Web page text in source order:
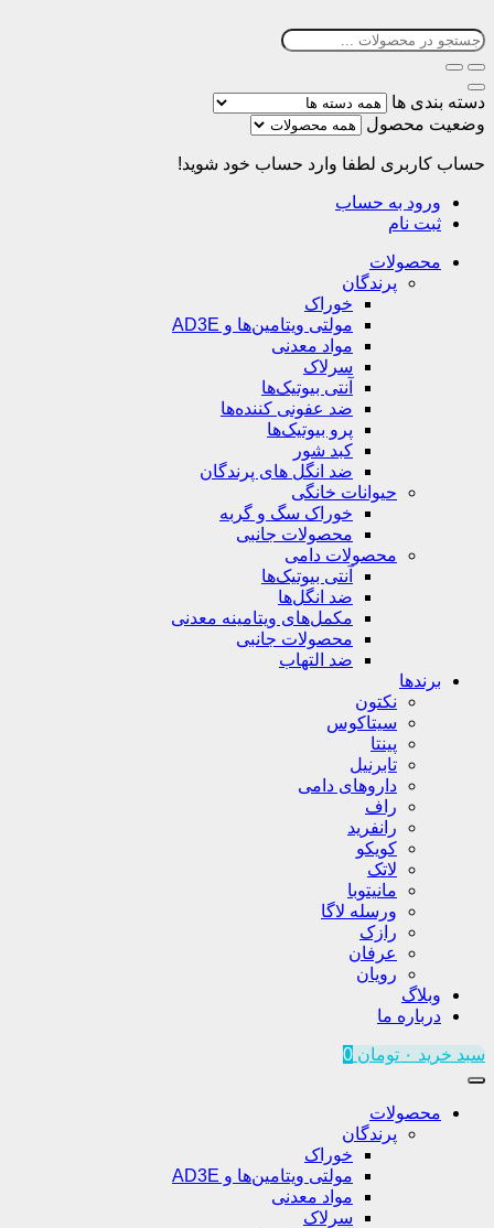
دسته بندی ها
وضعیت محصول
حساب کاربری لطفا وارد حساب خود شوید!
ورود به حساب
ثبت نام
محصولات
پرندگان
خوراک
مولتی ویتامین‌ها و AD3E
مواد معدنی
سرلاک
آنتی بیوتیک‌ها
ضد عفونی کننده‌ها
پرو بیوتیک‌ها
کبد شور
ضد انگل های پرندگان
حیوانات خانگی
خوراک سگ و گربه
محصولات جانبی
محصولات دامی
آنتی بیوتیک‌ها
ضد انگل‌ها
مکمل‌های ویتامینه معدنی
محصولات جانبی
ضد التهاب
برندها
نکتون
سیتاکوس
پینتا
تابرنیل
داروهای دامی
راف
رانفرید
کویکو
لاتک
مانیتوبا
ورسله لاگا
رازک
عرفان
رویان
وبلاگ
درباره ما
سبد خرید ۰ تومان 0
محصولات
پرندگان
خوراک
مولتی ویتامین‌ها و AD3E
مواد معدنی
سرلاک